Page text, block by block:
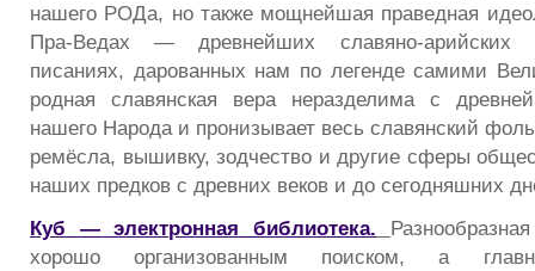
нашего РОДа, но также мощнейшая праведная
Пра-Ведах — древнейших славяно-арийских
писаниях, дарованных нам по легенде самими
родная славянская вера неразделима с
нашего Народа и пронизывает весь славянский
ремёсла, вышивку, зодчество и другие сферы
наших предков с древних веков и до сегодняшних
Куб — электронная библиотека.
хорошо организованным поиском, а